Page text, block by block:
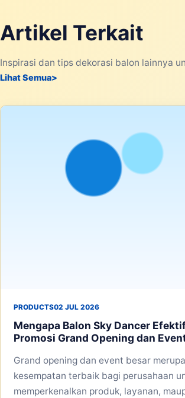
Artikel Terkait
Inspirasi dan tips dekorasi balon lainnya
Lihat Semua
PRODUCTS02 JUL 2026
Mengapa Balon Sky Dancer
Promosi Grand Opening dan
Grand opening dan event besar
kesempatan terbaik bagi perusahaan
memperkenalkan produk, layanan,